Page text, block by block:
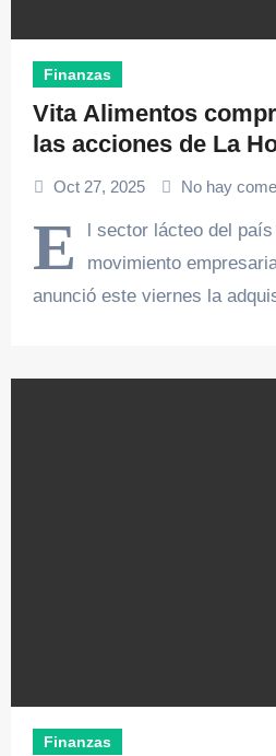
Finanzas
Vita Alimentos
las acciones de La
Oct 27, 2025 No hay
E
l sector lácteo del
movimiento
anunció este viernes la
Finanzas